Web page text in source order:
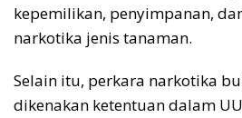
kepemilikan, penyimpanan,
narkotika jenis tanaman.
Selain itu, perkara narkotika
dikenakan ketentuan dalam